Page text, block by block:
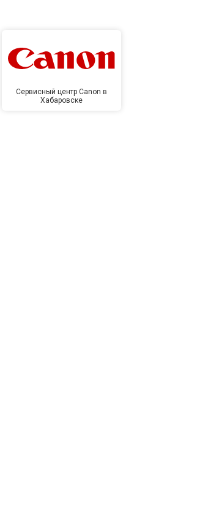
Сервисный центр Canon в
Хабаровске